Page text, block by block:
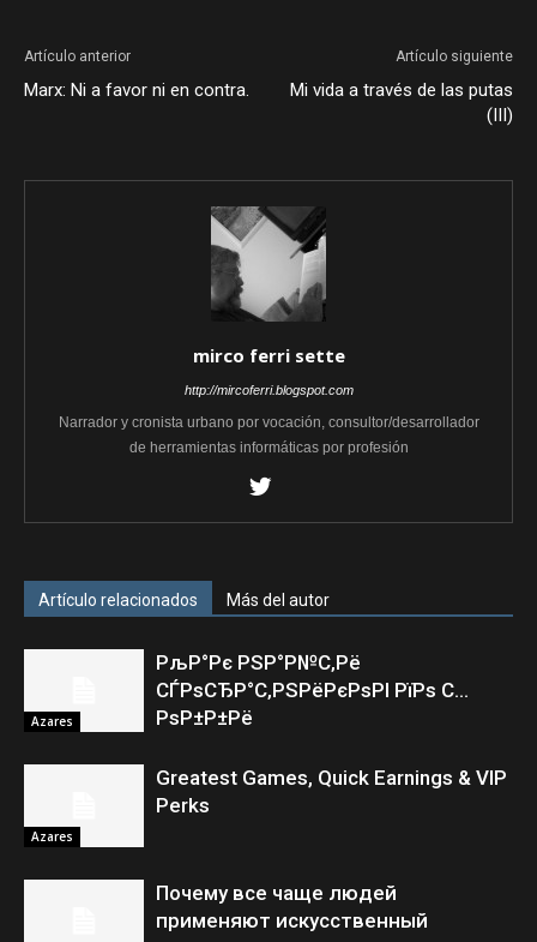
Artículo anterior
Marx: Ni a favor ni en contra.
Artículo siguiente
Mi vida a través de las putas
(III)
mirco ferri sette
http://mircoferri.blogspot.com
Narrador y cronista urbano por vocación, consultor/desarrollador
de herramientas informáticas por profesión
Artículo relacionados Más del autor
Azares
РљР°Рє РЅР°Р№С‚Рё
СЃРѕСЂР°С‚РЅРёРєРѕРІ РїРѕ С…
РѕР±Р±Рё
Azares
Greatest Games, Quick Earnings & VIP
Perks
Почему все чаще людей
применяют искусственный